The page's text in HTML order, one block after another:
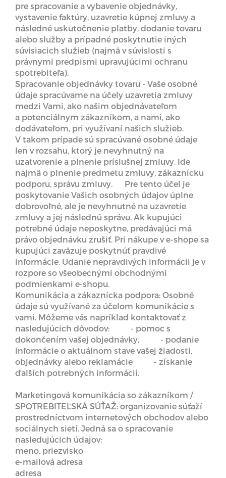
pre spracovanie a vybavenie objednávky,
vystavenie faktúry, uzavretie kúpnej zmluvy a
následné uskutočnenie platby, dodanie tovaru
alebo služby a prípadné poskytnutie iných
súvisiacich služieb (najmä v súvislosti s
právnymi predpismi upravujúcimi ochranu
spotrebiteľa).
Spracovanie objednávky tovaru - Vaše osobné
údaje spracúvame na účely uzavretia zmluvy
medzi Vami, ako našim objednávateľom
a potenciálnym zákazníkom, a nami, ako
dodávateľom, pri využívaní našich služieb.
V takom prípade sú spracúvané osobné údaje
len v rozsahu, ktorý je nevyhnutný na
uzatvorenie a plnenie príslušnej zmluvy. Ide
najmä o plnenie predmetu zmluvy, zákaznícku
podporu, správu zmluvy. Pre tento účel je
poskytovanie Vašich osobných údajov úplne
dobrovoľné, ale je nevyhnutné na uzavretie
zmluvy a jej následnú správu. Ak kupujúci
potrebné údaje neposkytne, predávajúci má
právo objednávku zrušiť. Pri nákupe v e-shope sa
kupujúci zaväzuje poskytnúť pravdivé
informácie. Udanie nepravdivých informácii je v
rozpore so všeobecnými obchodnými
podmienkami e-shopu.
Komunikácia a zákaznícka podpora: Osobné
údaje sú využívané za účelom komunikácie s
vami. Môžeme vás napríklad kontaktovať z
nasledujúcich dôvodov: - pomoc s
dokončením vašej objednávky, - podanie
informácie o aktuálnom stave vašej žiadosti,
objednávky alebo reklamácie - získanie
ďalších potrebných informácií.
Marketingová komunikácia so zákazníkom /
SPOTREBITEĽSKÁ SÚŤAŽ: organizovanie súťaží
prostredníctvom internetových obchodov alebo
sociálnych sietí. Jedná sa o spracovanie
nasledujúcich údajov:
meno, priezvisko
e-mailová adresa
adresa